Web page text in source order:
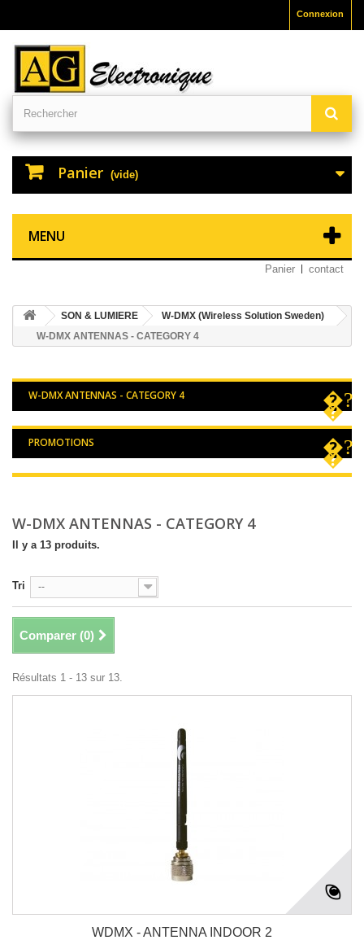
Connexion
Panier (vide)
MENU
Panier contact
SON & LUMIERE
W-DMX (Wireless Solution Sweden)
W-DMX ANTENNAS - CATEGORY 4
W-DMX ANTENNAS - CATEGORY 4
PROMOTIONS
W-DMX ANTENNAS - CATEGORY 4
Il y a 13 produits.
Tri --
Comparer (0)
Résultats 1 - 13 sur 13.
WDMX - ANTENNA INDOOR 2